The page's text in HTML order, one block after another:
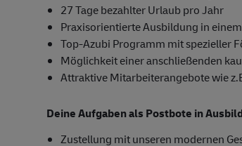
27 Tage bezahlter Urlaub pro Jahr
Praxisorientierte Ausbildung in
Top-Azubi Programm mit spezieller
Möglichkeit einer anschließenden
Attraktive Mitarbeiterangebote wie
Deine Aufgaben als Postbote in
Zustellung mit unseren modernen